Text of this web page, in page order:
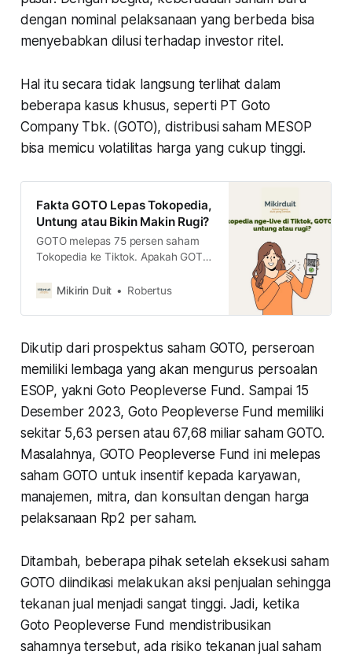
dengan nominal pelaksanaan yang berbeda bisa
menyebabkan dilusi terhadap investor ritel.
Hal itu secara tidak langsung terlihat dalam
beberapa kasus khusus, seperti PT Goto
Company Tbk. (GOTO), distribusi saham MESOP
bisa memicu volatilitas harga yang cukup tinggi.
Fakta GOTO Lepas Tokopedia,
Untung atau Bikin Makin Rugi?
GOTO melepas 75 persen saham
Tokopedia ke Tiktok. Apakah GOTO
merugi?Mikirin Duit Robertus
Dikutip dari prospektus saham GOTO, perseroan
memiliki lembaga yang akan mengurus persoalan
ESOP, yakni Goto Peopleverse Fund. Sampai 15
Desember 2023, Goto Peopleverse Fund memiliki
sekitar 5,63 persen atau 67,68 miliar saham GOTO.
Masalahnya, GOTO Peopleverse Fund ini melepas
saham GOTO untuk insentif kepada karyawan,
manajemen, mitra, dan konsultan dengan harga
pelaksanaan Rp2 per saham.
Ditambah, beberapa pihak setelah eksekusi saham
GOTO diindikasi melakukan aksi penjualan sehingga
tekanan jual menjadi sangat tinggi. Jadi, ketika
Goto Peopleverse Fund mendistribusikan
sahamnya tersebut, ada risiko tekanan jual saham